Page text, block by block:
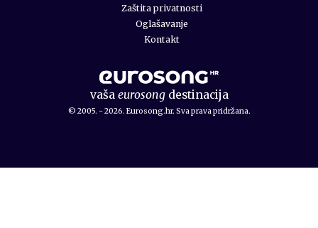
vaša eurosongdestinacija
© 2005. - 2026. Eurosong.hr. Sva prava pridržana.
Zaštita privatnosti
Oglašavanje
Kontakt